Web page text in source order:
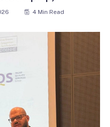
4 Min Read